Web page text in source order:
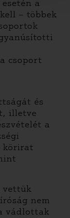
a
– többek
csoport
és
illetve
a
körirat
vettük
nem
vádlottak